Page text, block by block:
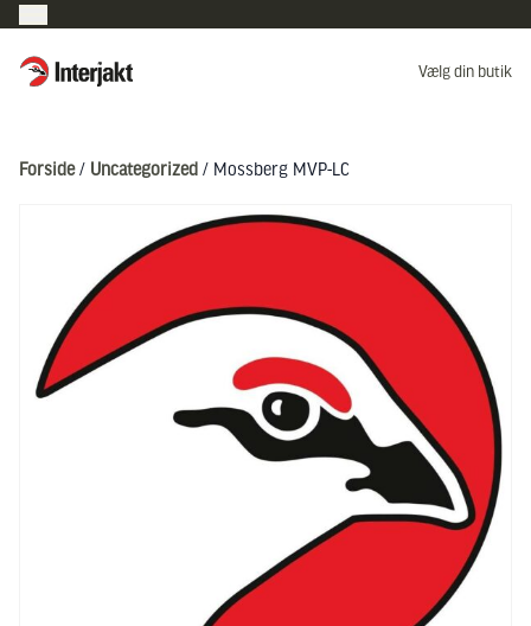
Interjakt DK Vælg din butik
Forside/ Uncategorized / Mossberg MVP-LC